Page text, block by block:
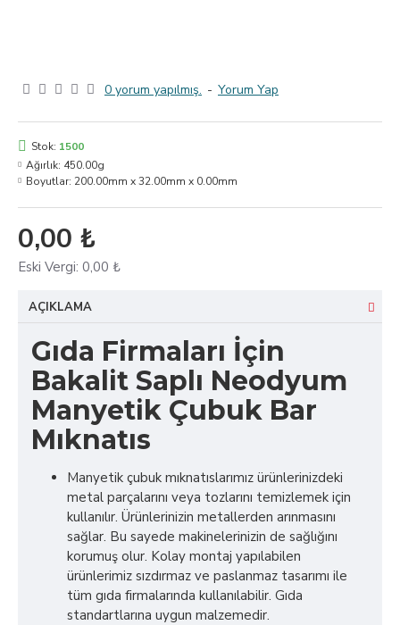
0 yorum yapılmış. - Yorum Yap
0,00 ₺
Eski Vergi: 0,00 ₺
Stok: 1500
Ağırlık: 450.00g
Boyutlar: 200.00mm x 32.00mm x 0.00mm
AÇIKLAMA
Gıda Firmaları İçin
Bakalit Saplı Neodyum
Manyetik Çubuk Bar
Mıknatıs
Manyetik çubuk mıknatıslarımız ürünlerinizdeki
metal parçalarını veya tozlarını temizlemek için
kullanılır. Ürünlerinizin metallerden arınmasını
sağlar. Bu sayede makinelerinizin de sağlığını
korumuş olur. Kolay montaj yapılabilen
ürünlerimiz sızdırmaz ve paslanmaz tasarımı ile
tüm gıda firmalarında kullanılabilir. Gıda
standartlarına uygun malzemedir.